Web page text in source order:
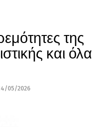
της
και όλα
05/2026